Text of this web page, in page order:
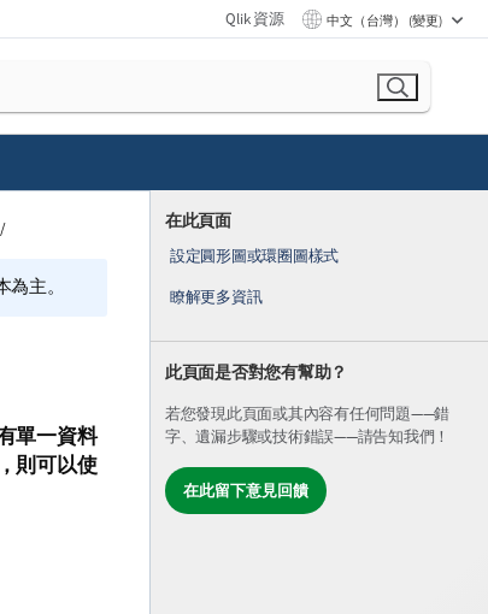
Qlik 資源 中文（台灣） (變更)
在此頁面
設定圓形圖或環圈圖樣式
瞭解更多資訊
此頁面是否對您有幫助？
若您發現此頁面或其內容有任何問題——錯
字、遺漏步驟或技術錯誤——請告知我們！
在此留下意見回饋
主。
單一資料
則可以使